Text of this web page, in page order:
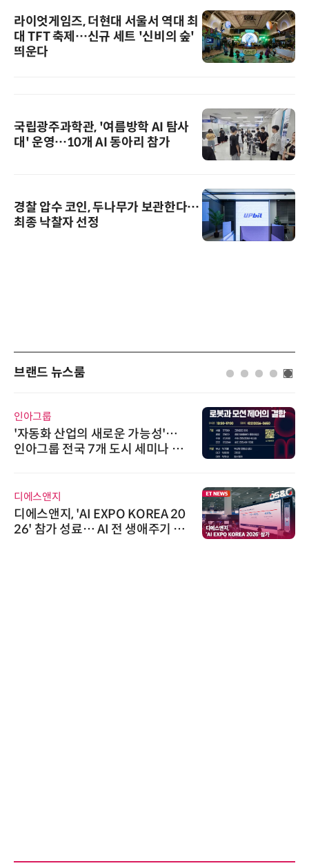
라이엇게임즈, 더현대 서울서 역대 최
대 TFT 축제…신규 세트 '신비의 숲'
띄운다
국립광주과학관, '여름방학 AI 탐사
대' 운영…10개 AI 동아리 참가
경찰 압수 코인, 두나무가 보관한다…
최종 낙찰자 선정
브랜드 뉴스룸
인아그룹
'자동화 산업의 새로운 가능성'…
인아그룹 전국 7개 도시 세미나 페
디에스앤지
디에스앤지, 'AI EXPO KOREA 20
26' 참가 성료… AI 전 생애주기 아